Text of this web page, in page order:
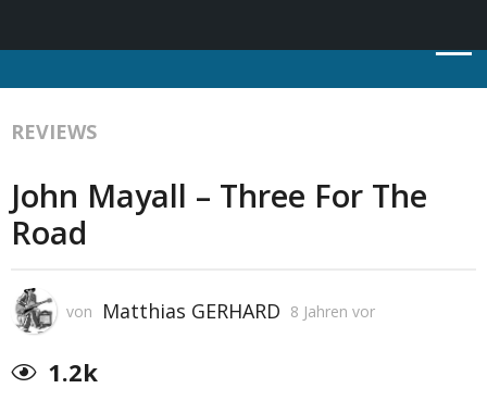
REVIEWS
John Mayall – Three For The
Road
von Matthias GERHARD 8 Jahren vor
1.2k